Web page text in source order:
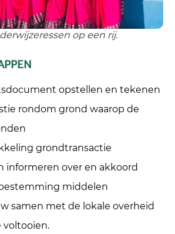
op een rij.
opstellen en tekenen
rondom grond waarop de
grondtransactie
informeren over en akkoord
middelen
samen met de lokale overheid
voltooien.